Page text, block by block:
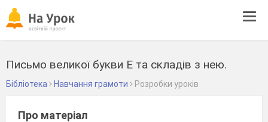
Письмо великої букви Е та складів з нею.
Бібліотека Навчання грамоти Розробки уроків
Про матеріал